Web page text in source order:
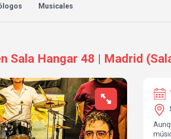
Musicales
Sala Hangar 48 | Madrid